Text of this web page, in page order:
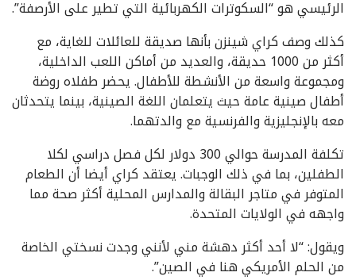
الرئيسي هو “السكوترات الكهربائية التي تطير على الأرصفة”.
كذلك وصف كراي شينزن بأنها صديقة للعائلات للغاية، مع
أكثر من 1000 حديقة، والعديد من أماكن اللعب الداخلية،
ومجموعة واسعة من الأنشطة للأطفال. يحضر طفلاه روضة
أطفال صينية عامة حيث يتعلمان اللغة الصينية، بينما يتحدثان
معه بالإنجليزية والفرنسية مع والدتهما.
تكلفة المدرسة حوالي 300 دولار لكل فصل دراسي لكلا
الطفلين، بما في ذلك الوجبات. يعتقد كراي أيضا أن الطعام
المتوفر في متاجر البقالة والمدارس المحلية أكثر صحة مما
واجهه في الولايات المتحدة.
ويقول: “لا أحد أكثر دهشة مني لأنني وجدت نسختي الخاصة
من الحلم الأمريكي هنا في الصين”.